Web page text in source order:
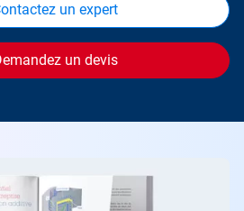
un expert
un devis